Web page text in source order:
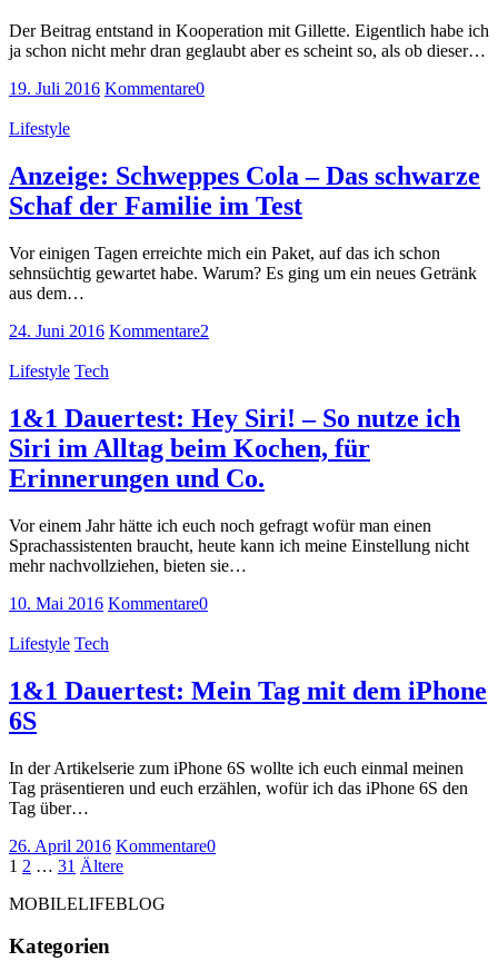
Der Beitrag entstand in Kooperation mit Gillette. Eigentlich habe ich
ja schon nicht mehr dran geglaubt aber es scheint so, als ob dieser…
19. Juli 2016 Kommentare0
Lifestyle
Anzeige: Schweppes Cola – Das schwarze
Schaf der Familie im Test
Vor einigen Tagen erreichte mich ein Paket, auf das ich schon
sehnsüchtig gewartet habe. Warum? Es ging um ein neues Getränk
aus dem…
24. Juni 2016 Kommentare2
Lifestyle Tech
1&1 Dauertest: Hey Siri! – So nutze ich
Siri im Alltag beim Kochen, für
Erinnerungen und Co.
Vor einem Jahr hätte ich euch noch gefragt wofür man einen
Sprachassistenten braucht, heute kann ich meine Einstellung nicht
mehr nachvollziehen, bieten sie…
10. Mai 2016 Kommentare0
Lifestyle Tech
1&1 Dauertest: Mein Tag mit dem iPhone
6S
In der Artikelserie zum iPhone 6S wollte ich euch einmal meinen
Tag präsentieren und euch erzählen, wofür ich das iPhone 6S den
Tag über…
26. April 2016 Kommentare0
Seitennummerierung
der
Seite
1 Seite
2 … Seite
31 ÄltereÄltere
MOBILELIFEBLOG
Kategorien